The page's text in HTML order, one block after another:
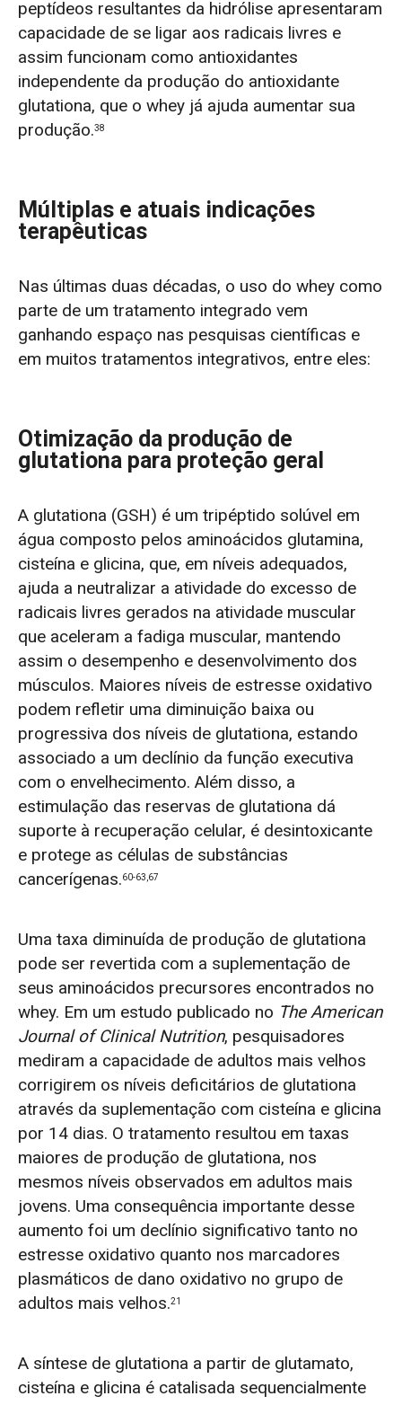
peptídeos resultantes da hidrólise apresentaram
capacidade de se ligar aos radicais livres e
assim funcionam como antioxidantes
independente da produção do antioxidante
glutationa, que o whey já ajuda aumentar sua
produção.38
Múltiplas e atuais indicações
terapêuticas
Nas últimas duas décadas, o uso do whey como
parte de um tratamento integrado vem
ganhando espaço nas pesquisas científicas e
em muitos tratamentos integrativos, entre eles:
Otimização da produção de
glutationa para proteção geral
A glutationa (GSH) é um tripéptido solúvel em
água composto pelos aminoácidos glutamina,
cisteína e glicina, que, em níveis adequados,
ajuda a neutralizar a atividade do excesso de
radicais livres gerados na atividade muscular
que aceleram a fadiga muscular, mantendo
assim o desempenho e desenvolvimento dos
músculos. Maiores níveis de estresse oxidativo
podem refletir uma diminuição baixa ou
progressiva dos níveis de glutationa, estando
associado a um declínio da função executiva
com o envelhecimento. Além disso, a
estimulação das reservas de glutationa dá
suporte à recuperação celular, é desintoxicante
e protege as células de substâncias
cancerígenas.60-63,67
Uma taxa diminuída de produção de glutationa
pode ser revertida com a suplementação de
seus aminoácidos precursores encontrados no
whey. Em um estudo publicado no The American
Journal of Clinical Nutrition, pesquisadores
mediram a capacidade de adultos mais velhos
corrigirem os níveis deficitários de glutationa
através da suplementação com cisteína e glicina
por 14 dias. O tratamento resultou em taxas
maiores de produção de glutationa, nos
mesmos níveis observados em adultos mais
jovens. Uma consequência importante desse
aumento foi um declínio significativo tanto no
estresse oxidativo quanto nos marcadores
plasmáticos de dano oxidativo no grupo de
adultos mais velhos.21
A síntese de glutationa a partir de glutamato,
cisteína e glicina é catalisada sequencialmente